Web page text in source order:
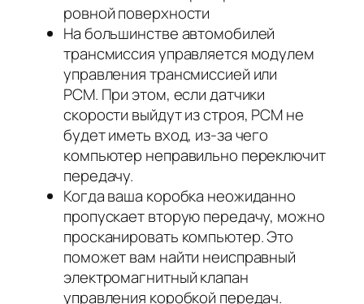
ровной поверхности
На большинстве автомобилей
трансмиссия управляется модулем
управления трансмиссией или
PCM. При этом, если датчики
скорости выйдут из строя, PCM не
будет иметь вход, из-за чего
компьютер неправильно переключит
передачу.
Когда ваша коробка неожиданно
пропускает вторую передачу, можно
просканировать компьютер. Это
поможет вам найти неисправный
электромагнитный клапан
управления коробкой передач.